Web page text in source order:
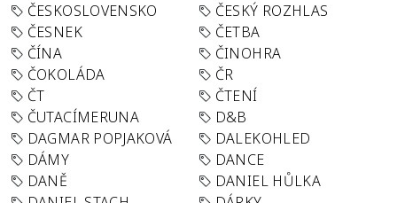
ČESKOSLOVENSKO
ČESKÝ ROZHLAS
ČESNEK
ČETBA
ČÍNA
ČINOHRA
ČOKOLÁDA
ČR
ČT
ČTENÍ
ČUTACÍMERUNA
D&B
DAGMAR POPJAKOVÁ
DALEKOHLED
DÁMY
DANCE
DANĚ
DANIEL HŮLKA